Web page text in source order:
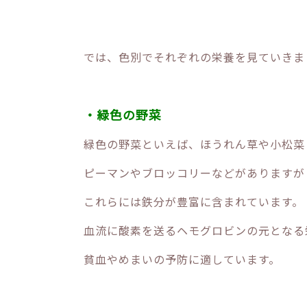
では、色別でそれぞれの栄養を見ていき
・緑色の野菜
緑色の野菜といえば、ほうれん草や小松菜
ピーマンやブロッコリーなどがありますが
これらには鉄分が豊富に含まれています。
血流に酸素を送るヘモグロビンの元とな
貧血やめまいの予防に適しています。